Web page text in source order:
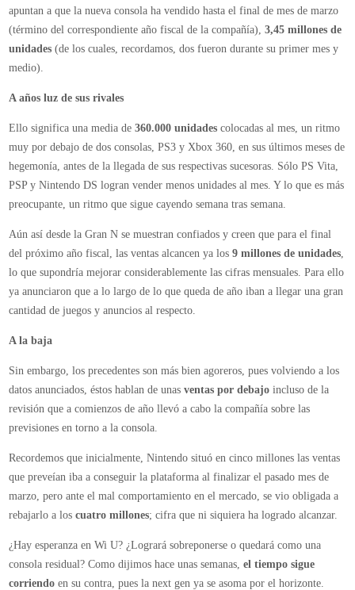
apuntan a que la nueva consola ha vendido hasta el final de mes de marzo
(término del correspondiente año fiscal de la compañía),3,45 millones de
unidades (de los cuales, recordamos, dos fueron durante su primer mes y
medio).
A años luz de sus rivales
Ello significa una media de360.000 unidades colocadas al mes, un ritmo
muy por debajo de dos consolas, PS3 y Xbox 360, en sus últimos meses de
hegemonía, antes de la llegada de sus respectivas sucesoras. Sólo PS Vita,
PSP y Nintendo DS logran vender menos unidades al mes. Y lo que es más
preocupante, un ritmo que sigue cayendo semana tras semana.
Aún así desde la Gran N se muestran confiados y creen que para el final
del próximo año fiscal, las ventas alcancen ya los9 millones de unidades,
lo que supondría mejorar considerablemente las cifras mensuales. Para ello
ya anunciaron que a lo largo de lo que queda de año iban a llegar una gran
cantidad de juegos y anuncios al respecto.
A la baja
Sin embargo, los precedentes son más bien agoreros, pues volviendo a los
datos anunciados, éstos hablan de unasventas por debajo incluso de la
revisión que a comienzos de año llevó a cabo la compañía sobre las
previsiones en torno a la consola.
Recordemos que inicialmente, Nintendo situó en cinco millones las ventas
que preveían iba a conseguir la plataforma al finalizar el pasado mes de
marzo, pero ante el mal comportamiento en el mercado, se vio obligada a
rebajarlo a loscuatro millones; cifra que ni siquiera ha logrado alcanzar.
¿Hay esperanza en Wi U? ¿Logrará sobreponerse o quedará como una
consola residual? Como dijimos hace unas semanas, el tiempo sigue
corriendo en su contra, pues la next gen ya se asoma por el horizonte.